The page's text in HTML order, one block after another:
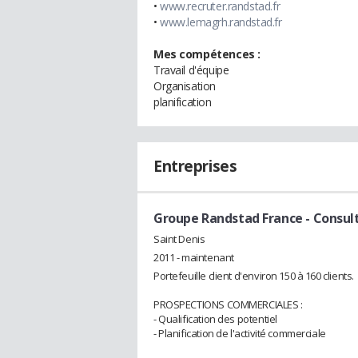
•www.recruter.randstad.fr
•www.lemagrh.randstad.fr
Mes compétences :
Travail d'équipe
Organisation
planification
Entreprises
Groupe Randstad France -
Saint Denis
2011 - maintenant
Portefeuille client d'environ 150 à 160 clients.
PROSPECTIONS COMMERCIALES :
- Qualification des potentiel
- Planification de l'activité commerciale